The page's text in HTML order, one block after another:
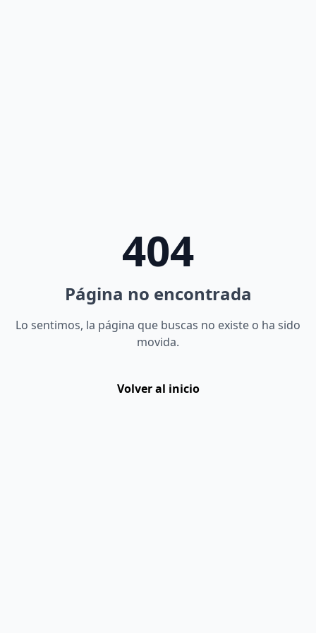
404
Página no encontrada
Lo sentimos, la página que buscas no existe o ha sido
movida.
Volver al inicio